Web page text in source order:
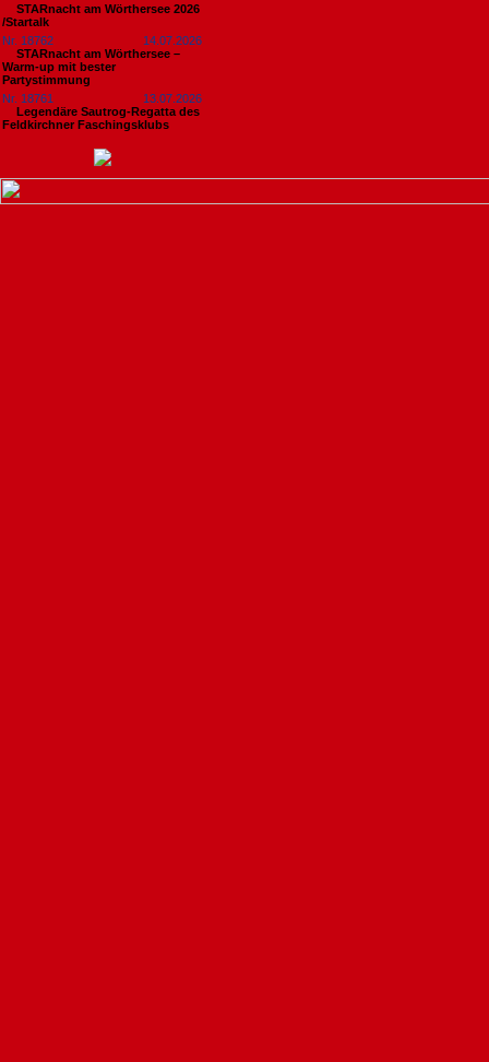
STARnacht am Wörthersee 2026
/Startalk
Nr. 18762
14.07.2026
STARnacht am Wörthersee –
Warm-up mit bester
Partystimmung
Nr. 18761
13.07.2026
Legendäre Sautrog-Regatta des
Feldkirchner Faschingsklubs